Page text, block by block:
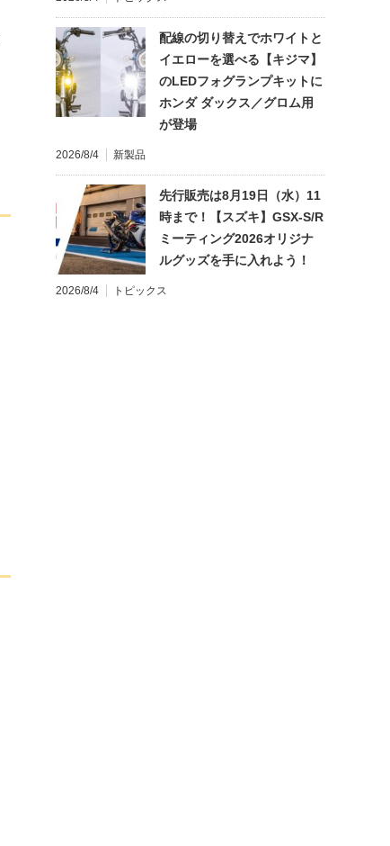
配線の切り替えでホワイトと
イエローを選べる【キジマ】
のLEDフォグランプキットに
ホンダ ダックス／グロム用
が登場
2026/8/4 新製品
先行販売は8月19日（水）11
時まで！【スズキ】GSX-S/R
ミーティング2026オリジナ
ルグッズを手に入れよう！
2026/8/4 トピックス